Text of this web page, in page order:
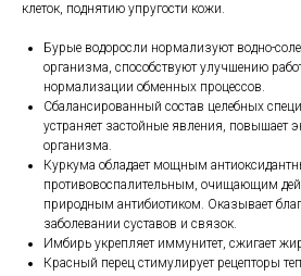
клеток, поднятию упругости кожи.
Бурые водоросли нормализуют водно-
организма, способствуют улучшению
нормализации обменных процессов.
Сбалансированный состав целебных
устраняет застойные явления, повышает
организма.
Куркума обладает мощным
противовоспалительным, очищающим
природным антибиотиком. Оказывает
заболевании суставов и связок.
Имбирь укрепляет иммунитет, сжигает
Красный перец стимулирует рецепторы